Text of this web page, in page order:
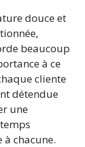
douce et
beaucoup
à ce
cliente
détendue
une
chacune.